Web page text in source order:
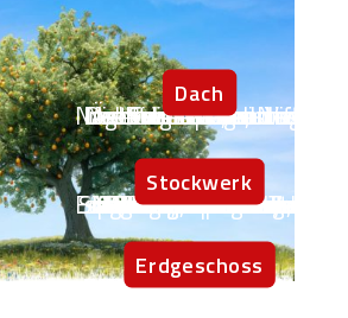
Dach
Die Baumkrone ist für viele Vögel Nahrungsquelle, Nist- und Schutzraum. Viele Insekten ernähren sich von den Blüten und Früchten, und Nagetiere suchen in den Ästen nach Nahrung.
Stockwerk
Blüten, Gräser und Wildkräuter über der Erde bieten Nahrung für Bienen, Hummeln, Schmetterlinge und andere Insekten. Zur Auch die am Stamm wachsenden Flechten und Moose sind Nahrungsquellen und Schutz für Käfer Nahrung und Schutz. Auch Astlöcher, abgestorbene Äste, Baumhöhlen und -spalten sind wertvolle Schutzräume für Singvögel, Spechte und Fledermäuse.
Erdgeschoss
Am Boden, also im Wurzelbereich der Bäume, und in der Grasnarbe leben neben den Pflanzen Spitz- und Feldmäuse, Hasen und Igel. Auch zahlreiche Käfer und andere Insekten, Blindschleichen und Erdkröten finden im Erdgeschoss ihr Zuhause.